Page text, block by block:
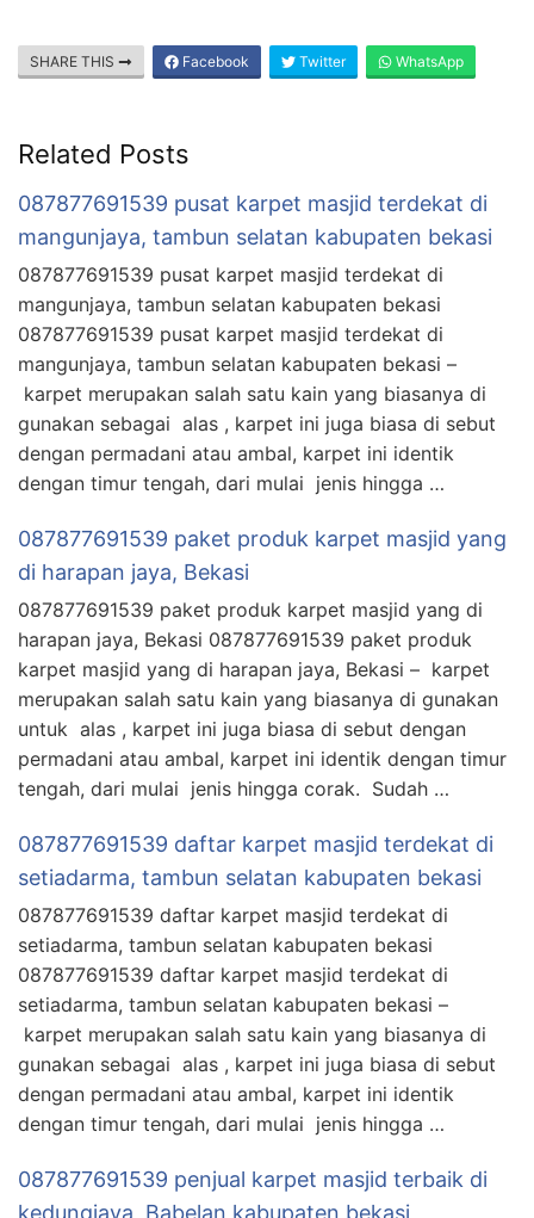
SHARE THIS Facebook Twitter WhatsApp
Related Posts
087877691539 pusat karpet masjid terdekat di
mangunjaya, tambun selatan kabupaten bekasi
087877691539 pusat karpet masjid terdekat di
mangunjaya, tambun selatan kabupaten bekasi
087877691539 pusat karpet masjid terdekat di
mangunjaya, tambun selatan kabupaten bekasi –
karpet merupakan salah satu kain yang biasanya di
gunakan sebagai alas , karpet ini juga biasa di sebut
dengan permadani atau ambal, karpet ini identik
dengan timur tengah, dari mulai jenis hingga …
087877691539 paket produk karpet masjid yang
di harapan jaya, Bekasi
087877691539 paket produk karpet masjid yang di
harapan jaya, Bekasi 087877691539 paket produk
karpet masjid yang di harapan jaya, Bekasi – karpet
merupakan salah satu kain yang biasanya di gunakan
untuk alas , karpet ini juga biasa di sebut dengan
permadani atau ambal, karpet ini identik dengan timur
tengah, dari mulai jenis hingga corak. Sudah …
087877691539 daftar karpet masjid terdekat di
setiadarma, tambun selatan kabupaten bekasi
087877691539 daftar karpet masjid terdekat di
setiadarma, tambun selatan kabupaten bekasi
087877691539 daftar karpet masjid terdekat di
setiadarma, tambun selatan kabupaten bekasi –
karpet merupakan salah satu kain yang biasanya di
gunakan sebagai alas , karpet ini juga biasa di sebut
dengan permadani atau ambal, karpet ini identik
dengan timur tengah, dari mulai jenis hingga …
087877691539 penjual karpet masjid terbaik di
kedungjaya, Babelan kabupaten bekasi